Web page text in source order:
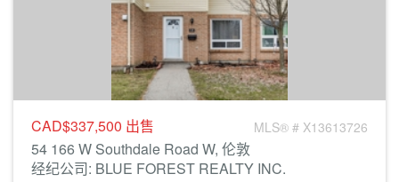
CAD$337,500 出售 MLS® # X13613726
54 166 W Southdale Road W, 伦敦
经纪公司: BLUE FOREST REALTY INC.